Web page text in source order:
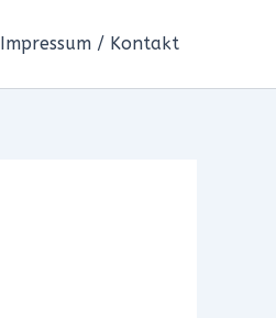
Impressum / Kontakt